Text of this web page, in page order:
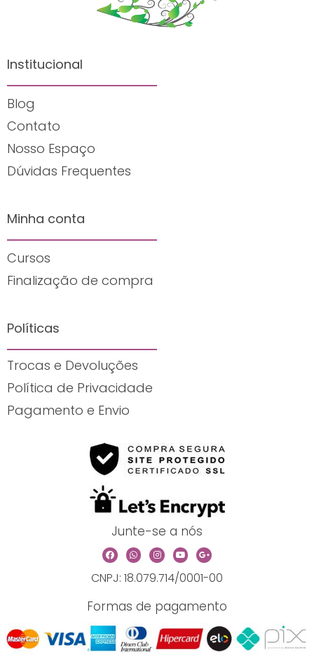
Institucional
Blog
Contato
Nosso Espaço
Dúvidas Frequentes
Minha conta
Cursos
Finalização de compra
Políticas
Trocas e Devoluções
Política de Privacidade
Pagamento e Envio
Junte-se a nós
F
a
e
b
o
k
W
h
t
s
p
I
n
t
a
r
a
m
Y
o
t
u
e
G
o
g
-
p
u
s
-
CNPJ: 18.079.714/0001-00
Formas de pagamento